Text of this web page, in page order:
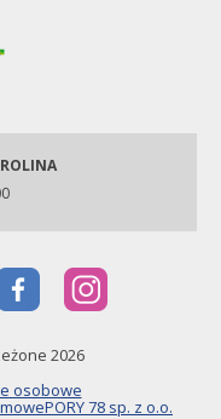
2026
osobowe
PORY 78 sp. z o.o.